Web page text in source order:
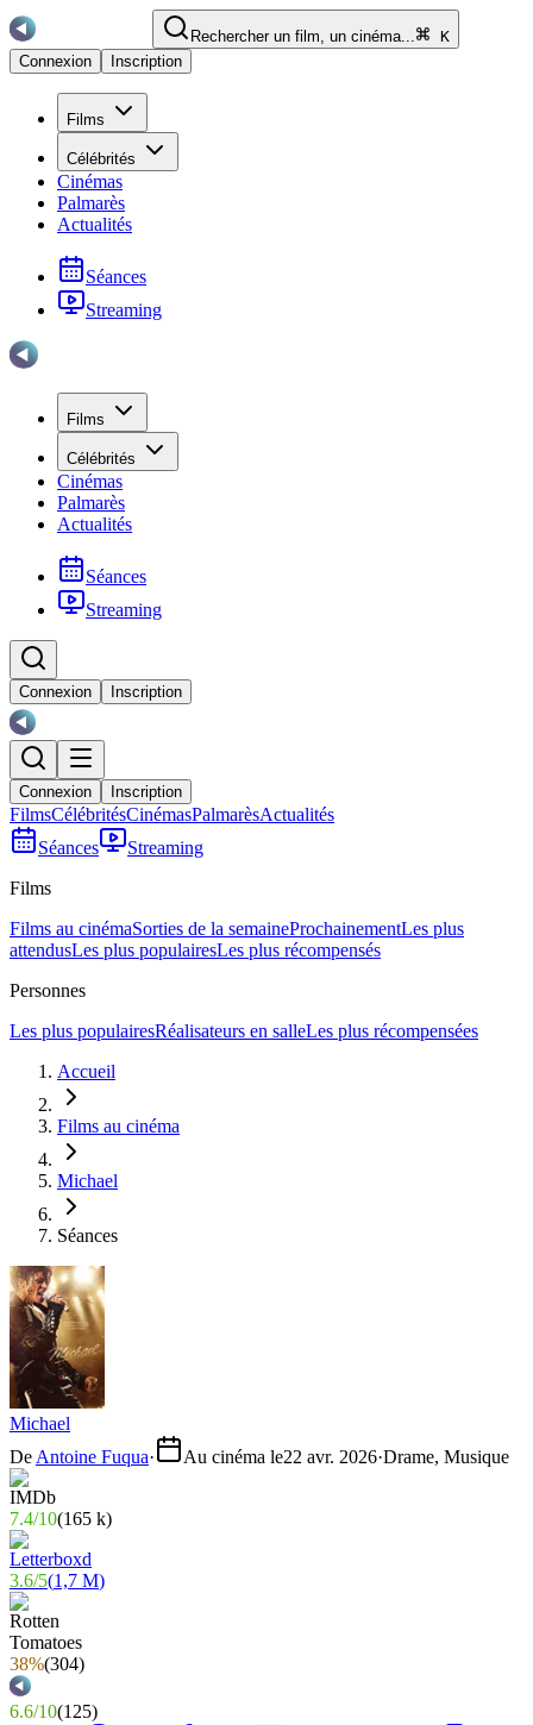
Rechercher un film, un cinéma...
K
Connexion
Inscription
Films
Célébrités
Cinémas
Palmarès
Actualités
Séances
Streaming
Films
Célébrités
Cinémas
Palmarès
Actualités
Séances
Streaming
Connexion Inscription
Connexion Inscription
FilmsCélébritésCinémasPalmarèsActualités
Séances
Streaming
Films
Films au cinémaSorties de la semaineProchainementLes plus
attendusLes plus populairesLes plus récompensés
Personnes
Les plus populairesRéalisateurs en salleLes plus récompensées
Accueil
Films au cinéma
Michael
Séances
Michael
De Antoine Fuqua· Au cinéma le22 avr. 2026·Drame, Musique
7.4/10(165 k)
3.6/5(1,7 M)
38%(304)
6.6/10(125)